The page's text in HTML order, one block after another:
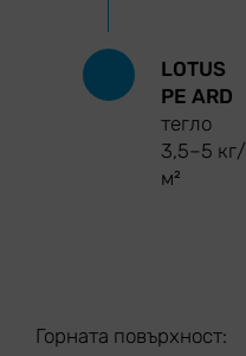
LOTUS
PE ARD
тегло
3,5–5 кг/
м²
Горната повърхност: